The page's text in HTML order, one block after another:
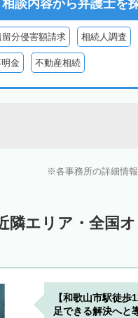
相談内容から弁護士を
留分侵害額請求 相続人調査
金 不動産相続
各事務所の詳細情
隣エリア・全国
【和歌山市駅徒
足できる解決へと